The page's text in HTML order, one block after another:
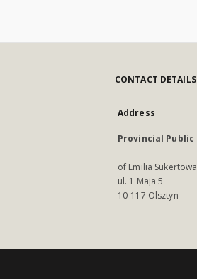
CONTACT DETAILS
Address
Provincial
of Emilia
ul. 1 Maja 5
10-117 Olsztyn